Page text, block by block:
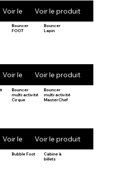
Voir le produitVoir le produit
Bouncer
FOOT
Voir le produit
Bouncer
Lapin
Voir le produit
Bouncer
multi-activité
Cirque
Voir le produit
Bouncer
multi-activité
MasterChef
Voir le produit
Bubble Foot
Cabine à
billets